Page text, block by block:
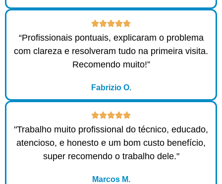
“Profissionais pontuais, explicaram o problema
com clareza e resolveram tudo na primeira visita.
Recomendo muito!”
Fabrizio O.
"Trabalho muito profissional do técnico, educado,
atencioso, e honesto e um bom custo benefício,
super recomendo o trabalho dele."
Marcos M.